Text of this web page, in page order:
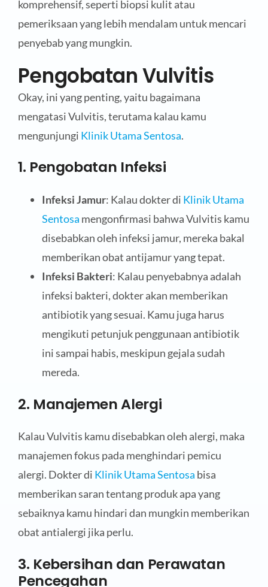
komprehensif, seperti biopsi kulit atau
pemeriksaan yang lebih mendalam untuk mencari
penyebab yang mungkin.
Pengobatan Vulvitis
Okay, ini yang penting, yaitu bagaimana
mengatasi Vulvitis, terutama kalau kamu
mengunjungi Klinik Utama Sentosa.
1. Pengobatan Infeksi
Infeksi Jamur: Kalau dokter di Klinik Utama
Sentosa mengonfirmasi bahwa Vulvitis kamu
disebabkan oleh infeksi jamur, mereka bakal
memberikan obat antijamur yang tepat.
Infeksi Bakteri: Kalau penyebabnya adalah
infeksi bakteri, dokter akan memberikan
antibiotik yang sesuai. Kamu juga harus
mengikuti petunjuk penggunaan antibiotik
ini sampai habis, meskipun gejala sudah
mereda.
2. Manajemen Alergi
Kalau Vulvitis kamu disebabkan oleh alergi, maka
manajemen fokus pada menghindari pemicu
alergi. Dokter di Klinik Utama Sentosa bisa
memberikan saran tentang produk apa yang
sebaiknya kamu hindari dan mungkin memberikan
obat antialergi jika perlu.
3. Kebersihan dan Perawatan
Pencegahan